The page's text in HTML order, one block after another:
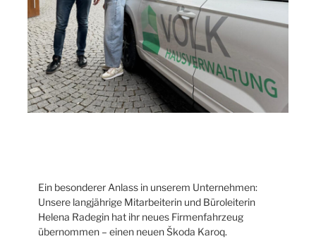
Ein besonderer Anlass in unserem Unternehmen:
Unsere langjährige Mitarbeiterin und Büroleiterin
Helena Radegin hat ihr neues Firmenfahrzeug
übernommen – einen neuen Škoda Karoq.